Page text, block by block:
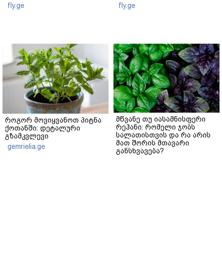
fly.ge
fly.ge
როგორ მოვიყვანოთ პიტნა
ქოთანში: დეტალური
გზამკვლევი
gemrielia.ge
მწვანე თუ იასამნისფერი
რეჰანი: რომელი ჯობს
სალათისთვის და რა არის
მათ შორის მთავარი
განსხვავება?